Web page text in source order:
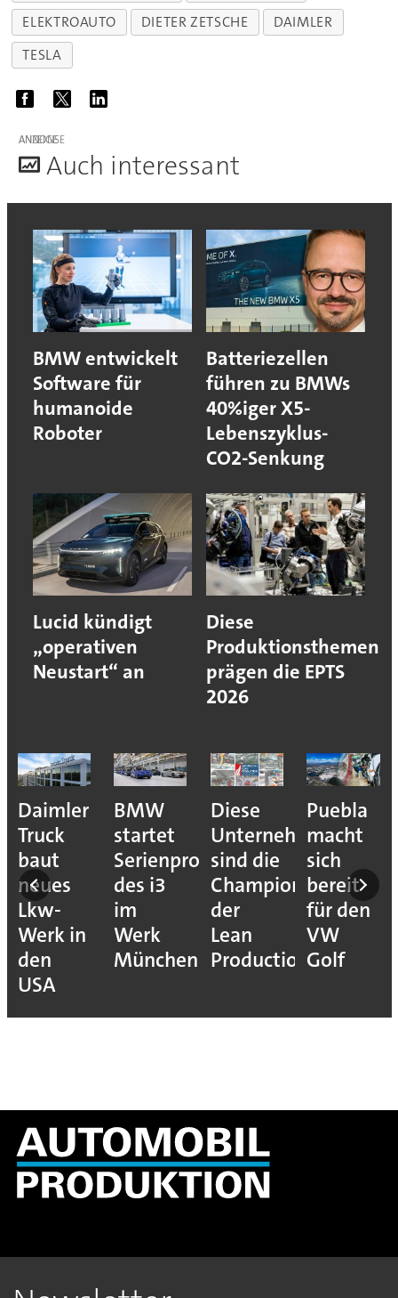
ELEKTROAUTO
DIETER ZETSCHE
DAIMLER
TESLA
ANZEIGE
Auch interessant
BMW entwickelt
Software für
humanoide
Roboter
Batteriezellen
führen zu BMWs
40%iger X5-
Lebenszyklus-
CO2-Senkung
Lucid kündigt
„operativen
Neustart“ an
Diese
Produktionsthemen
prägen die EPTS
2026
Daimler
Truck
baut
neues
Lkw-
Werk in
den
USA
BMW
startet
Serienproduktion
des i3
im
Werk
München
Diese
Unternehmen
sind die
Champions
der
Lean
Production
Puebla
macht
sich
bereit
für den
VW
Golf